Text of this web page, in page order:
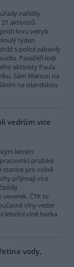
nařídily
aktivistů
lovu velryb
týden
s policií zabavily
Pasažéři lodi
aktivisty Paula
Sám Watson na
na islandskou
vedrům více
letním
pražské
stanice pro volně
přijímají více
ČTK to
vlny veder
letošní vlně horka
vody,